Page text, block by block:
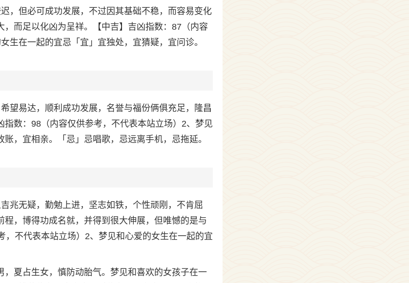
，但必可成功发展，不过因其基础不稳，而容易变化
而足以化凶为呈祥。【中吉】吉凶指数：87（内容
生在一起的宜忌「宜」宜独处，宜猜疑，宜问诊。
望易达，顺利成功发展，名誉与福份俩俱充足，隆昌
数：98（内容仅供参考，不代表本站立场）2、梦见
，宜相亲。「忌」忌唱歌，忌远离手机，忌拖延。
兆无疑，勤勉上进，坚志如铁，个性顽刚，不肯屈
，博得功成名就，并得到很大伸展，但唯憾的是与
不代表本站立场）2、梦见和心爱的女生在一起的宜
夏占生女，慎防动胎气。梦见和喜欢的女孩子在一